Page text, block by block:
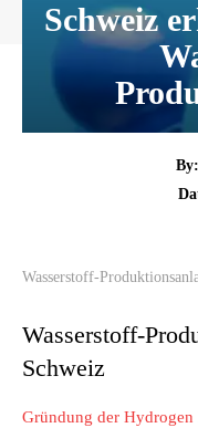
Schweiz
By:
Wasserstoff-
Wasserstoff-
Schweiz
Gründung der